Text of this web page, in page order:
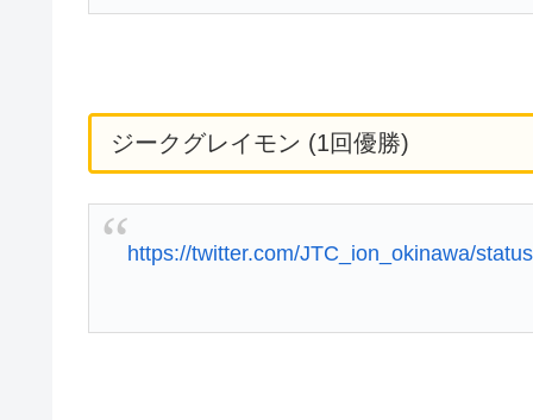
ジークグレイモン (1回優勝)
https://twitter.com/JTC_ion_okinawa/